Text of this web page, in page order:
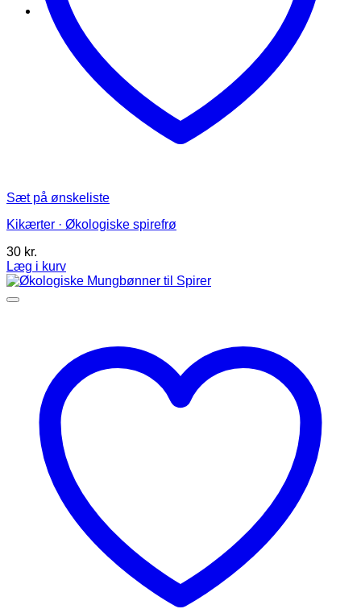
Sæt på ønskeliste
Kikærter · Økologiske spirefrø
30 kr.
Læg i kurv
Dette
vare
Mulighederne
varesiden